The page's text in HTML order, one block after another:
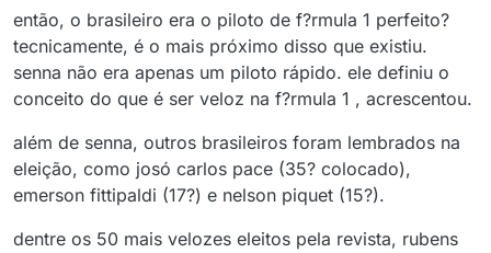
então, o brasileiro era o piloto de f?rmula 1 perfeito?
tecnicamente, é o mais próximo disso que existiu.
senna não era apenas um piloto rápido. ele definiu o
conceito do que é ser veloz na f?rmula 1 , acrescentou.
além de senna, outros brasileiros foram lembrados na
eleição, como josó carlos pace (35? colocado),
emerson fittipaldi (17?) e nelson piquet (15?).
dentre os 50 mais velozes eleitos pela revista, rubens